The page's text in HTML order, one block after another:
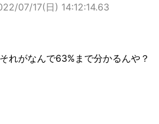
07/17(日) 14:12:14.63
れがなんで63%まで分かるんや？